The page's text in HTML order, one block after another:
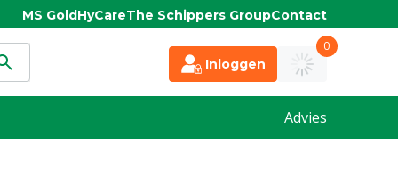
MS GoldHyCareThe Schippers GroupContact
Inloggen
0
Advies